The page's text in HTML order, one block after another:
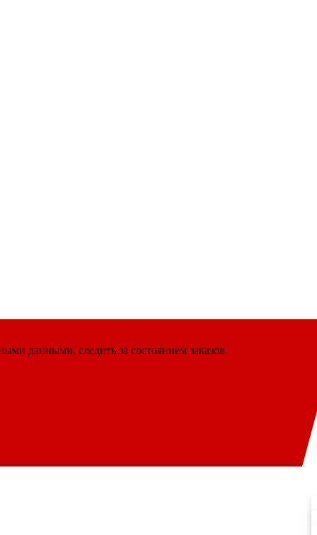
данными, следить за состоянием заказов.